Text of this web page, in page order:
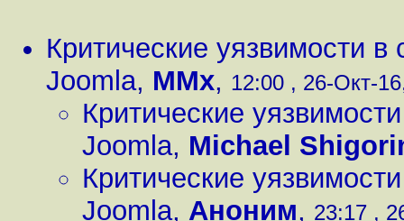
Критические уязвимости
Joomla, MMx, 12:00 , 26-Окт-
Критические
Joomla, Michael
Критические
Joomla, Аноним, 23:17 ,